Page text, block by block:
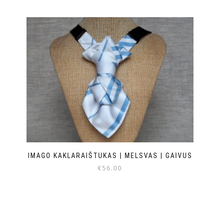
IMAGO KAKLARAIŠTUKAS | MELSVAS | GAIVUS
€56.00